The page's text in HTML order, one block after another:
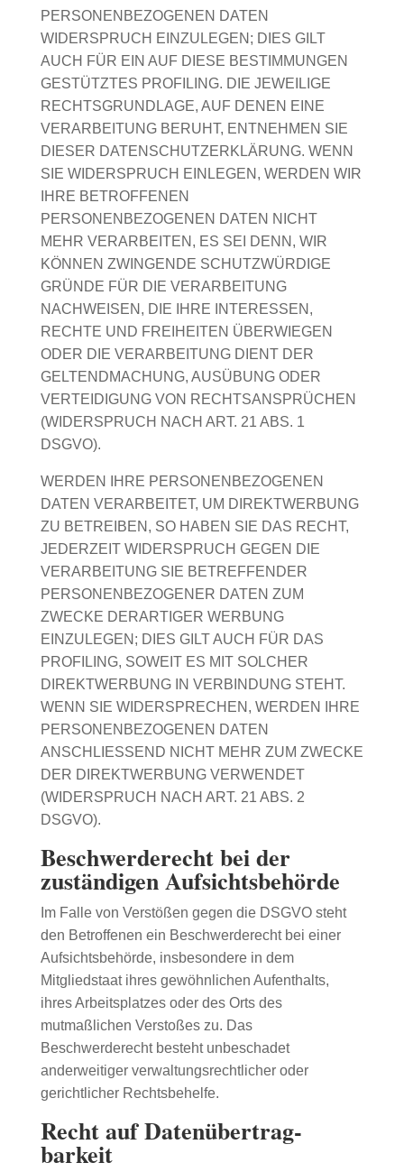
PERSONENBEZOGENEN DATEN
WIDERSPRUCH EINZULEGEN; DIES GILT
AUCH FÜR EIN AUF DIESE BESTIMMUNGEN
GESTÜTZTES PROFILING. DIE JEWEILIGE
RECHTSGRUNDLAGE, AUF DENEN EINE
VERARBEITUNG BERUHT, ENTNEHMEN SIE
DIESER DATENSCHUTZERKLÄRUNG. WENN
SIE WIDERSPRUCH EINLEGEN, WERDEN WIR
IHRE BETROFFENEN
PERSONENBEZOGENEN DATEN NICHT
MEHR VERARBEITEN, ES SEI DENN, WIR
KÖNNEN ZWINGENDE SCHUTZWÜRDIGE
GRÜNDE FÜR DIE VERARBEITUNG
NACHWEISEN, DIE IHRE INTERESSEN,
RECHTE UND FREIHEITEN ÜBERWIEGEN
ODER DIE VERARBEITUNG DIENT DER
GELTENDMACHUNG, AUSÜBUNG ODER
VERTEIDIGUNG VON RECHTSANSPRÜCHEN
(WIDERSPRUCH NACH ART. 21 ABS. 1
DSGVO).
WERDEN IHRE PERSONENBEZOGENEN
DATEN VERARBEITET, UM DIREKTWERBUNG
ZU BETREIBEN, SO HABEN SIE DAS RECHT,
JEDERZEIT WIDERSPRUCH GEGEN DIE
VERARBEITUNG SIE BETREFFENDER
PERSONENBEZOGENER DATEN ZUM
ZWECKE DERARTIGER WERBUNG
EINZULEGEN; DIES GILT AUCH FÜR DAS
PROFILING, SOWEIT ES MIT SOLCHER
DIREKTWERBUNG IN VERBINDUNG STEHT.
WENN SIE WIDERSPRECHEN, WERDEN IHRE
PERSONENBEZOGENEN DATEN
ANSCHLIESSEND NICHT MEHR ZUM ZWECKE
DER DIREKTWERBUNG VERWENDET
(WIDERSPRUCH NACH ART. 21 ABS. 2
DSGVO).
Beschwerde­recht bei der
zuständigen Aufsichts­behörde
Im Falle von Verstößen gegen die DSGVO steht
den Betroffenen ein Beschwerderecht bei einer
Aufsichtsbehörde, insbesondere in dem
Mitgliedstaat ihres gewöhnlichen Aufenthalts,
ihres Arbeitsplatzes oder des Orts des
mutmaßlichen Verstoßes zu. Das
Beschwerderecht besteht unbeschadet
anderweitiger verwaltungsrechtlicher oder
gerichtlicher Rechtsbehelfe.
Recht auf Daten­übertrag­
barkeit